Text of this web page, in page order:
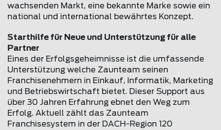
wachsenden Markt, eine bekannte Marke sowie ein
national und international bewährtes Konzept.
Starthilfe für Neue und Unterstützung für alle
Partner
Eines der Erfolgsgeheimnisse ist die umfassende
Unterstützung welche Zaunteam seinen
Franchisenehmern in Einkauf, Informatik, Marketing
und Betriebswirtschaft bietet. Dieser Support aus
über 30 Jahren Erfahrung ebnet den Weg zum
Erfolg. Aktuell zählt das Zaunteam
Franchisesystem in der DACH-Region 120